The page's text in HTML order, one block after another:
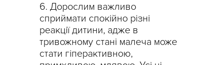
Дорослим важливо
сприймати спокійно різні
реакції дитини, адже в
тривожному стані малеча може
стати гіперактивною,